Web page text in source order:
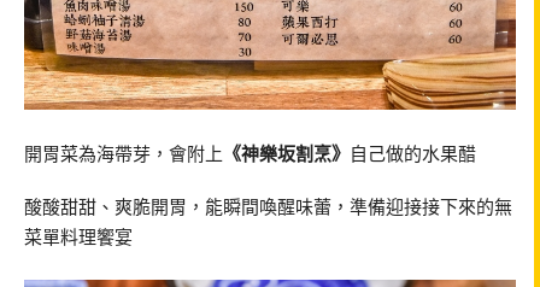
開胃菜為海帶芽，會附上 《神樂坂割烹》 自己做的水果醋
酸酸甜甜、爽脆開胃，能瞬間喚醒味蕾，準備迎接接下來的無
菜單料理饗宴